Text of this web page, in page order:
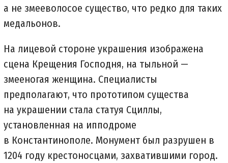
а не змееволосое существо, что редко для таких
медальонов.
На лицевой стороне украшения изображена
сцена Крещения Господня, на тыльной —
змееногая женщина. Специалисты
предполагают, что прототипом существа
на украшении стала статуя Сциллы,
установленная на ипподроме
в Константинополе. Монумент был разрушен в
1204 году крестоносцами, захватившими город.